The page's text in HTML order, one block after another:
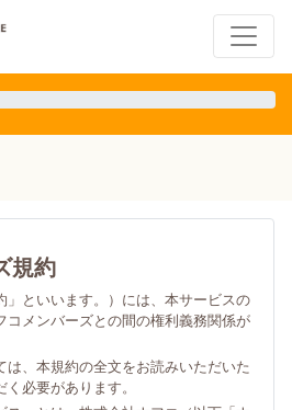
規約
」といいます。）には、本サービスの
コメンバーズとの間の権利義務関係が
は、本規約の全文をお読みいただいた
く必要があります。